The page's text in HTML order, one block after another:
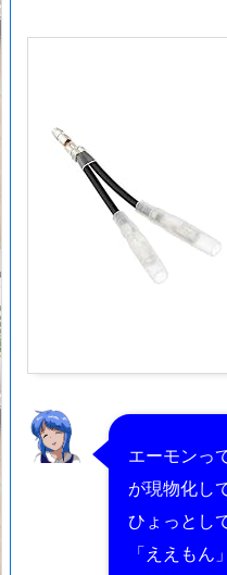
エーモンっ
が現物化し
ひょっとし
「ええもん